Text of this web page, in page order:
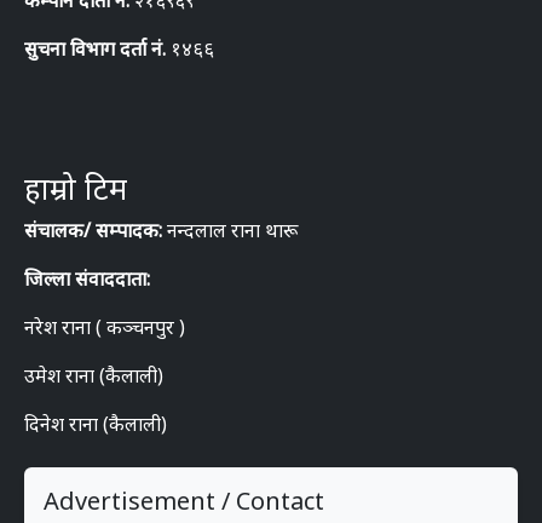
सुचना विभाग दर्ता नं. १४६६
हाम्रो टिम
संचालक/ सम्पादक:नन्दलाल राना थारू
जिल्ला संवाददाता:
नरेश राना ( कञ्चनपुर )
उमेश राना (कैलाली)
दिनेश राना (कैलाली)
Advertisement / Contact